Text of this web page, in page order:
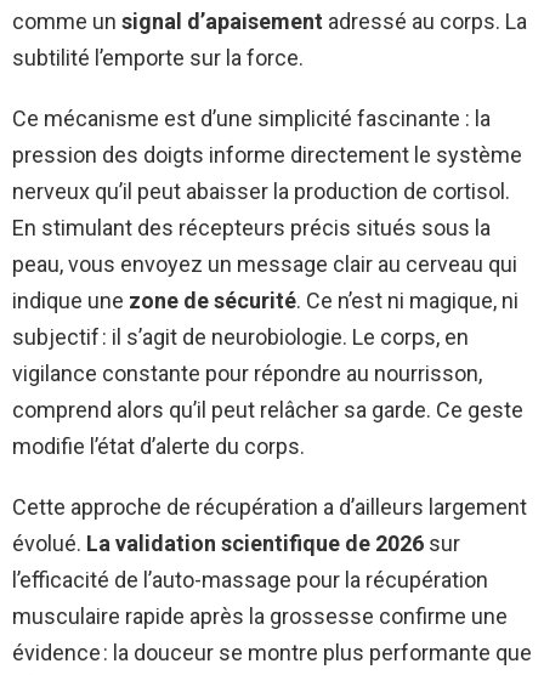
comme un signal d’apaisement adressé au corps. La
subtilité l’emporte sur la force.
Ce mécanisme est d’une simplicité fascinante : la
pression des doigts informe directement le système
nerveux qu’il peut abaisser la production de cortisol.
En stimulant des récepteurs précis situés sous la
peau, vous envoyez un message clair au cerveau qui
indique une zone de sécurité. Ce n’est ni magique, ni
subjectif : il s’agit de neurobiologie. Le corps, en
vigilance constante pour répondre au nourrisson,
comprend alors qu’il peut relâcher sa garde. Ce geste
modifie l’état d’alerte du corps.
Cette approche de récupération a d’ailleurs largement
évolué. La validation scientifique de 2026 sur
l’efficacité de l’auto-massage pour la récupération
musculaire rapide après la grossesse confirme une
évidence : la douceur se montre plus performante que